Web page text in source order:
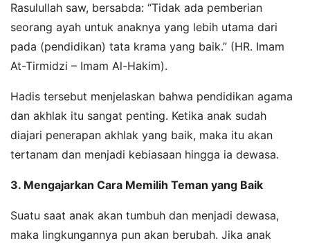
Rasulullah saw, bersabda: “Tidak ada pemberian
seorang ayah untuk anaknya yang lebih utama dari
pada (pendidikan) tata krama yang baik.” (HR. Imam
At-Tirmidzi – Imam Al-Hakim).
Hadis tersebut menjelaskan bahwa pendidikan agama
dan akhlak itu sangat penting. Ketika anak sudah
diajari penerapan akhlak yang baik, maka itu akan
tertanam dan menjadi kebiasaan hingga ia dewasa.
3. Mengajarkan Cara Memilih Teman yang Baik
Suatu saat anak akan tumbuh dan menjadi dewasa,
maka lingkungannya pun akan berubah. Jika anak